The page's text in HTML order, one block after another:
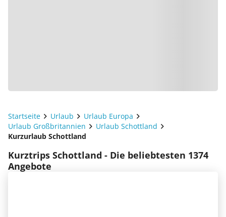
Startseite Urlaub
Urlaub Europa
Urlaub Großbritannien
Urlaub Schottland
Kurzurlaub Schottland
Kurztrips Schottland - Die beliebtesten 1374
Angebote